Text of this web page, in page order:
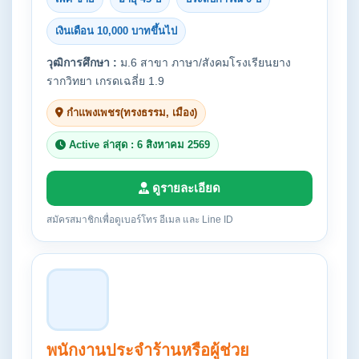
เงินเดือน 10,000 บาทขึ้นไป
วุฒิการศึกษา : ม.6 สาขา ภาษา/สังคมโรงเรียนยาง
รากวิทยา เกรดเฉลี่ย 1.9
กำแพงเพชร(ทรงธรรม, เมือง)
Active ล่าสุด : 6 สิงหาคม 2569
ดูรายละเอียด
สมัครสมาชิกเพื่อดูเบอร์โทร อีเมล และ Line ID
พนักงานประจำร้านหรือผู้ช่วย